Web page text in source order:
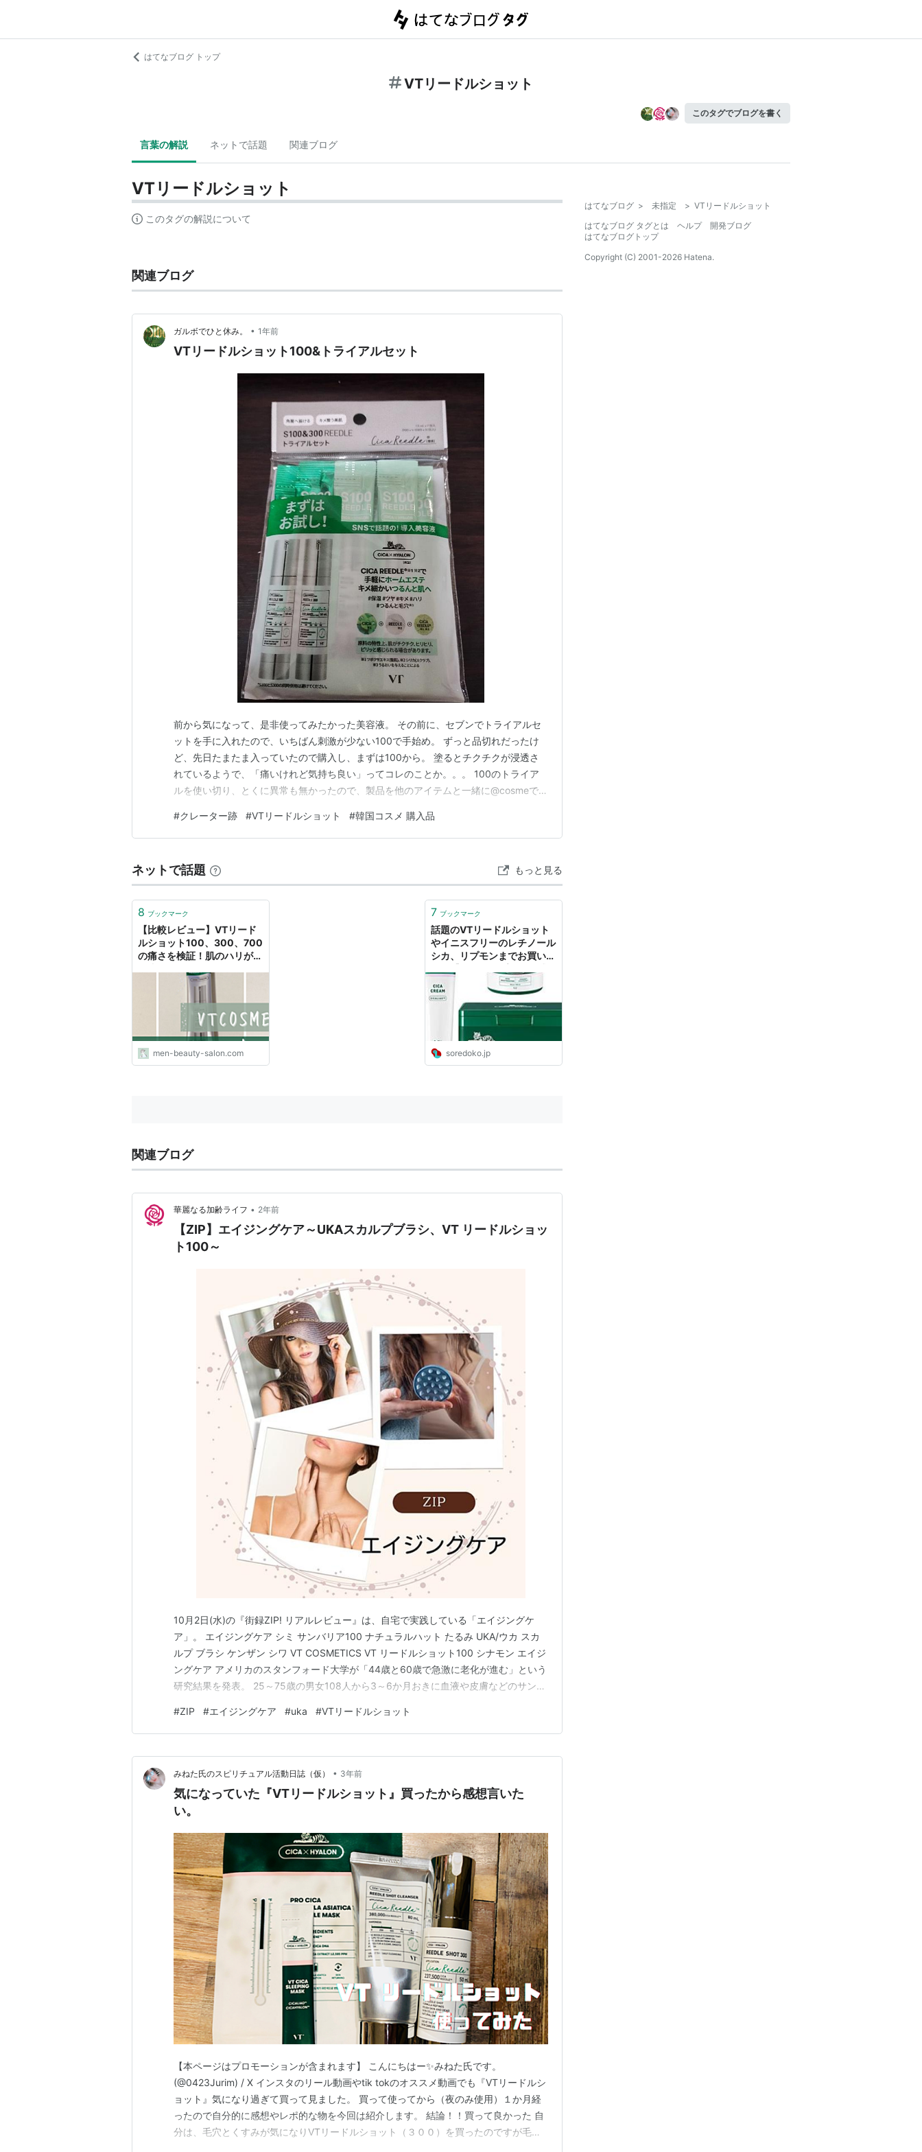
はてなブログ トップ
VTリードルショット
このタグでブログを書く
言葉の解説 ネットで話題 関連ブログ
VTリードルショット
このタグの解説について
関連ブログ
ガルボでひと休み。 • 1年前
VTリードルショット100&トライアルセット
前から気になって、是非使ってみたかった美容液。 その前に、セブンでトライアルセ
ットを手に入れたので、いちばん刺激が少ない100で手始め。 ずっと品切れだったけ
ど、先日たまたま入っていたので購入し、まずは100から。 塗るとチクチクが浸透さ
れているようで、「痛いけれど気持ち良い」ってコレのことか。。。 100のトライア
ルを使い切り、とくに異常も無かったので、製品を他のアイテムと一緒に@cosmeで購
を開封。 テクスチャーはこってりとしていますが、塗るとチクチクと針が入り込む感
じがして、肌にしっとり馴染んでいます…
#クレーター跡 #VTリードルショット #韓国コスメ 購入品
ネットで話題 もっと見る
8 ブックマーク
【比較レビュー】VTリード
ルショット100、300、700
の痛さを検証！肌のハリが全
men-beauty-salon.com
7 ブックマーク
話題のVTリードルショット
やイニスフリーのレチノール
シカ、リプモンまでお買い
謝祭】 #ソレドコ - ソレドコ
soredoko.jp
関連ブログ
華麗なる加齢ライフ • 2年前
【ZIP】エイジングケア～UKAスカルプブラシ、VT リードルショッ
ト100～
10月2日(水)の『街録ZIP! リアルレビュー』は、自宅で実践している「エイジングケ
ア」。 エイジングケア シミ サンバリア100 ナチュラルハット たるみ UKA/ウカ スカ
ルプ ブラシ ケンザン シワ VT COSMETICS VT リードルショット100 シナモン エイジ
ングケア アメリカのスタンフォード大学が「44歳と60歳で急激に老化が進む」という
研究結果を発表。 25～75歳の男女108人から3～6か月おきに血液や皮膚などのサンプ
す。 44歳→脂肪代謝が変化・アルコール分解能力低下など 60歳→炭水化物…
#ZIP #エイジングケア #uka #VTリードルショット
みねた氏のスピリチュアル活動日誌（仮） • 3年前
気になっていた『VTリードルショット』買ったから感想言いた
い。
【本ページはプロモーションが含まれます】 こんにちはー✨みねた氏です。
(@0423Jurim) / X インスタのリール動画やtik tokのオススメ動画でも『VTリードルシ
ョット』気になり過ぎて買って見ました。 買って使ってから（夜のみ使用）１か月経
ったので自分的に感想やレポ的な物を今回は紹介します。 結論！！買って良かった 自
分は、毛穴とくすみが気になりVTリードルショット（３００）を買ったのですが毛穴
はてなブログ > 未指定 > VTリードルショット
はてなブログ タグとは
ヘルプ
開発ブログ
はてなブログトップ
Copyright (C) 2001-2026 Hatena.